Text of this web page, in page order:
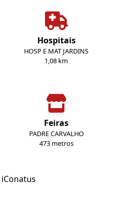
Hospitais
HOSP E MAT JARDINS
1,08 km
Feiras
PADRE CARVALHO
473 metros
iConatus